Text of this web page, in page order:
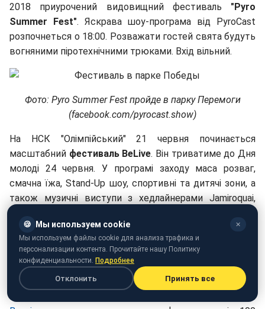
2018 приурочений видовищний фестиваль "Pyro
Summer Fest". Яскрава шоу-програма від PyroCast
розпочнеться о 18:00. Розважати гостей свята будуть
вогняними піротехнічними трюками. Вхід вільний.
Фото: Pyro Summer Fest пройде в парку Перемоги
(facebook.com/pyrocast.show)
На НСК "Олімпійський" 21 червня починається
масштабний фестиваль BeLive. Він триватиме до Дня
молоді 24 червня. У програмі заходу маса розваг,
смачна їжа, Stand-Up шоу, спортивні та дитячі зони, а
також музичні виступи з хедлайнерами Jamiroquai,
З українських зірок на сцені фестивалю виступлять
Laud, The Erised, Royce, Indytronics, Mountain Breeze,
Kazka, Тулімов, Very the Jery, Wavy Dem, Щасливі Люди,
Alina Pash, Braii, LAYAH, LATEXFAUNA, Адвокати,
DILEMMA, Open Kids, Агонь , MOZGI, Время и Стекло.
🍪 Мы используем cookie ✕
Мы используем файлы cookie для анализа трафика и
персонализации контента. Прочитайте нашу Политику
конфиденциальности. Подробнее
Отклонить Принять все